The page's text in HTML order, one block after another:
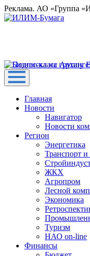
Реклама. АО «Группа
Главная
Новости
Навигатор
Новости
Регион
Энергетика
Транспорт и
ЖКХ
Агропром
Лесной
Экономика
Туризм
НАО on-line
Финансы